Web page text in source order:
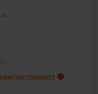
CONGRESS